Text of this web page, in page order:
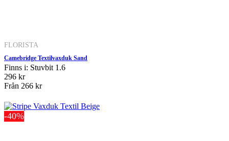
FLORISTA
Camebridge Textilvaxduk Sand
Finns i: Stuvbit 1.6
296 kr
Från 266 kr
-40%